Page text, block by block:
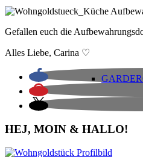
Gefallen euch die
Alles Liebe, Carina ♡
HEJ, MOIN & HALLO!